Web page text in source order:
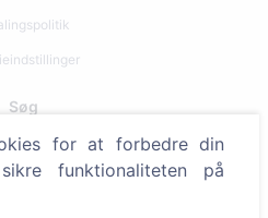
Søg
efter afdøde
kirkegårde
for at forbedre din
funktionaliteten på